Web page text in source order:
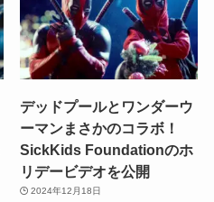
デッドプールとワンダーウ
ーマンまさかのコラボ！
SickKids Foundationのホ
リデービデオを公開
2024年12月18日